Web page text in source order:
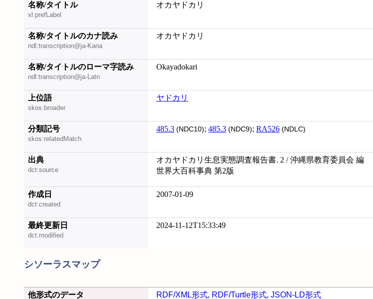
名称/タイトル
xl:prefLabel
オカヤドカリ
名称/タイトルのカナ読み
ndl:transcription@ja-Kana
オカヤドカリ
名称/タイトルのローマ字読み
ndl:transcription@ja-Latn
Okayadokari
上位語
skos:broader
ヤドカリ
分類記号
skos:relatedMatch
485.3 (NDC10); 485.3 (NDC9); RA526 (NDLC)
出典
dct:source
オカヤドカリ生息実態調査報告書. 2 / 沖縄県教育委員会 編
世界大百科事典 第2版
作成日
dct:created
2007-01-09
最終更新日
dct:modified
2024-11-12T15:33:49
シソーラスマップ
他形式のデータ RDF/XML形式, RDF/Turtle形式, JSON-LD形式